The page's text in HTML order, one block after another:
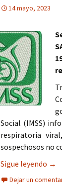
14 mayo, 2023
Social (IMSS)
respiratoria
sospechosos no
Sigue leyendo →
Dejar un